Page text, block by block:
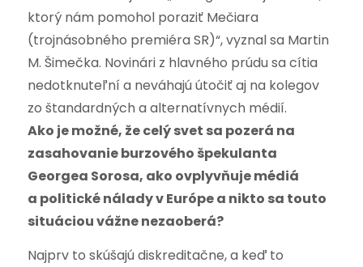
ktorý nám pomohol poraziť Mečiara
(trojnásobného premiéra SR)“, vyznal sa Martin
M. Šimečka. Novinári z hlavného prúdu sa cítia
nedotknuteľní a neváhajú útočiť aj na kolegov
zo štandardných a alternatívnych médií.
Ako je možné, že celý svet sa pozerá na
zasahovanie burzového špekulanta
Georgea Sorosa, ako ovplyvňuje médiá
a politické nálady v Európe a nikto sa touto
situáciou vážne nezaoberá?
Najprv to skúšajú diskreditačne, a keď to